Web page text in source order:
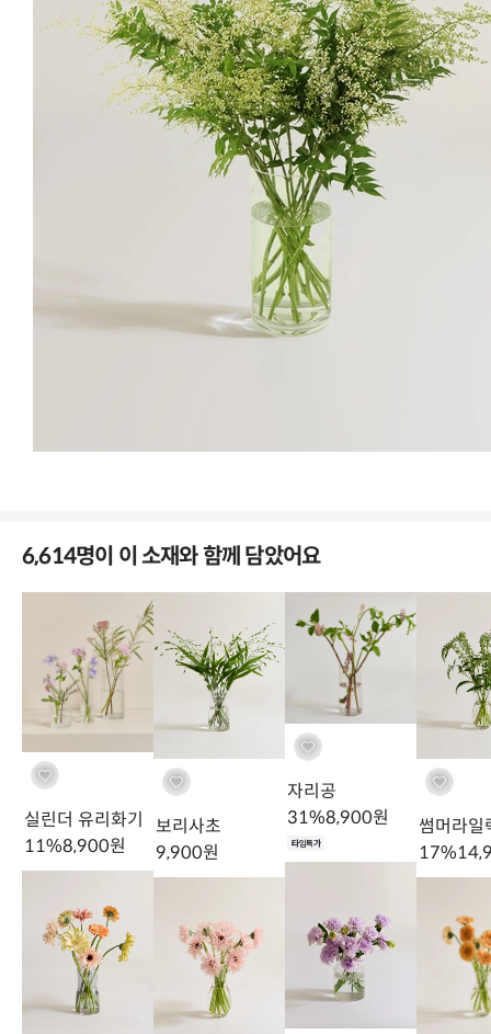
페니쿰은 귀여운데 단독으로해놔도 예뻐요
님의 실제 후기입니다.
6,614명이 이 소재와 함께 담았어요
실린더 유리화기
11%8,900원
보리사초
9,900원
자리공
31%8,900원
타임특가
썸머라일
17%